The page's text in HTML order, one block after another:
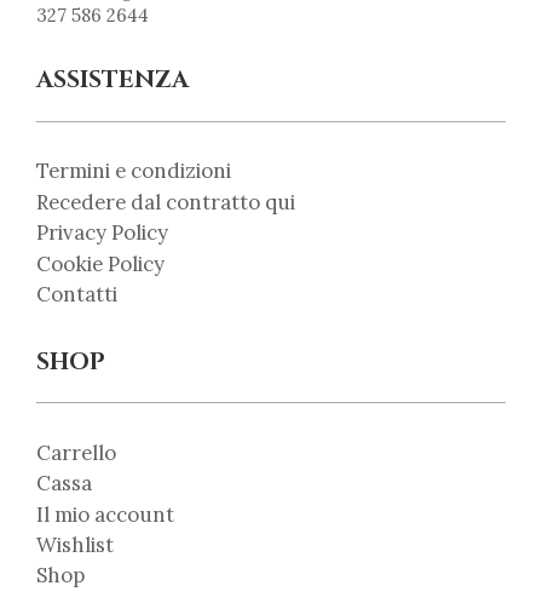
327 586 2644
ASSISTENZA
Termini e condizioni
Recedere dal contratto qui
Privacy Policy
Cookie Policy
Contatti
SHOP
Carrello
Cassa
Il mio account
Wishlist
Shop